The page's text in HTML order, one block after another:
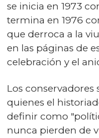
se inicia en 1973
termina en 1976
que derroca a la
en las páginas de
celebración y el
Los
quienes el
definir como
nunca pierden de